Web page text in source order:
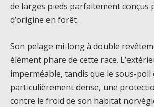
de larges pieds parfaitement conçus
d’origine en forêt.
Son pelage mi-long à double
élément phare de cette race.
imperméable, tandis que le sous-poil
particulièrement dense, une
contre le froid de son habitat